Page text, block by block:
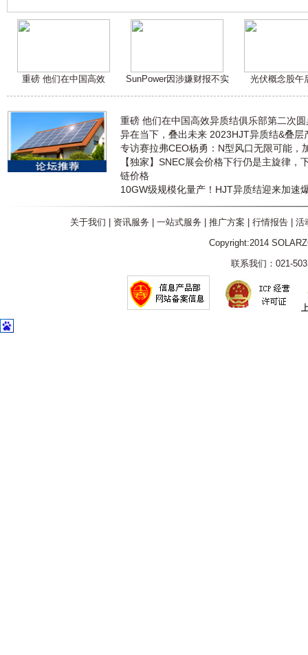
重磅 他们在中国高效 SunPower因涉嫌财报不实 光伏概念股午
重磅 他们在中国高效异质结俱乐部第二次
异在当下，叠出未来 2023HJT异质结&叠层
专访赛拉弗CEO杨勇：N型风口无限可能，
【独家】SNEC展会价格下行仍是主旋律，
链价格
10GW级规模化量产！HJT异质结迎来加速
关于我们 资讯服务 一站式服务 推广方案 行情报告| 活
Copyright:2014
联系我们：021-